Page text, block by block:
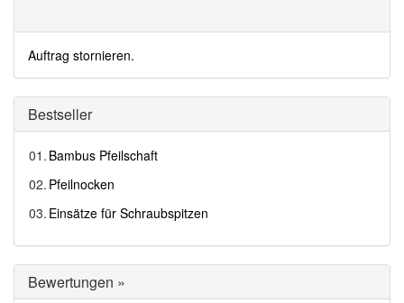
Auftrag stornieren.
Bestseller
01. Bambus Pfeilschaft
02. Pfeilnocken
03. Einsätze für Schraubspitzen
Bewertungen »